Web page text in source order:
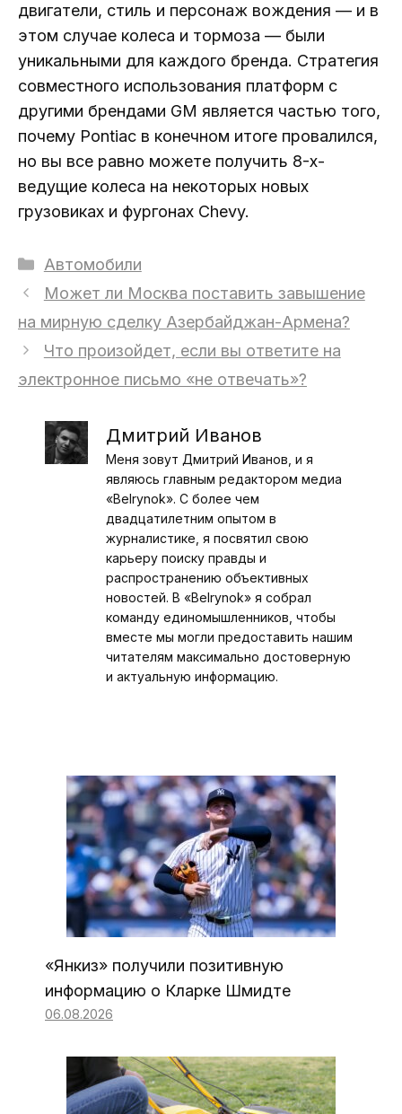
двигатели, стиль и персонаж вождения — и в
этом случае колеса и тормоза — были
уникальными для каждого бренда. Стратегия
совместного использования платформ с
другими брендами GM является частью того,
почему Pontiac в конечном итоге провалился,
но вы все равно можете получить 8-х-
ведущие колеса на некоторых новых
грузовиках и фургонах Chevy.
Рубрики
Автомобили
Может ли Москва поставить завышение
на мирную сделку Азербайджан-Армена?
Что произойдет, если вы ответите на
электронное письмо «не отвечать»?
Дмитрий Иванов
Меня зовут Дмитрий Иванов, и я
являюсь главным редактором медиа
«Belrynok». С более чем
двадцатилетним опытом в
журналистике, я посвятил свою
карьеру поиску правды и
распространению объективных
новостей. В «Belrynok» я собрал
команду единомышленников, чтобы
вместе мы могли предоставить нашим
читателям максимально достоверную
и актуальную информацию.
«Янкиз» получили позитивную
информацию о Кларке Шмидте
06.08.2026